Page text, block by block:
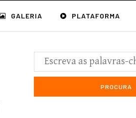
GALERIA PLATAFORMA